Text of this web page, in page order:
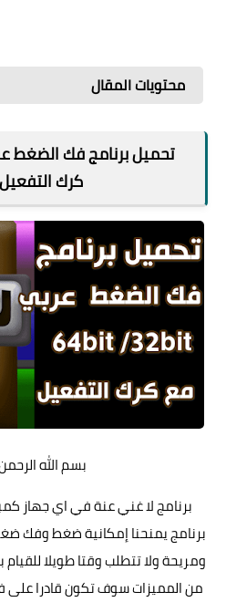
محتويات المقال
كرك التفعيل 2021
بسم الله
برنامج لا غني عنة في اي جهاز
برنامج يمنحنا إمكانية ضغط وفك
ومريحة ولا تتطلب وقتا طويلا للقيام